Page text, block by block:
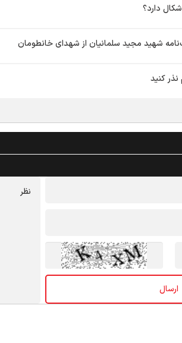
دارد؟
شهید مجید سلمانیان از شهدای خانطومان
نذر کنید